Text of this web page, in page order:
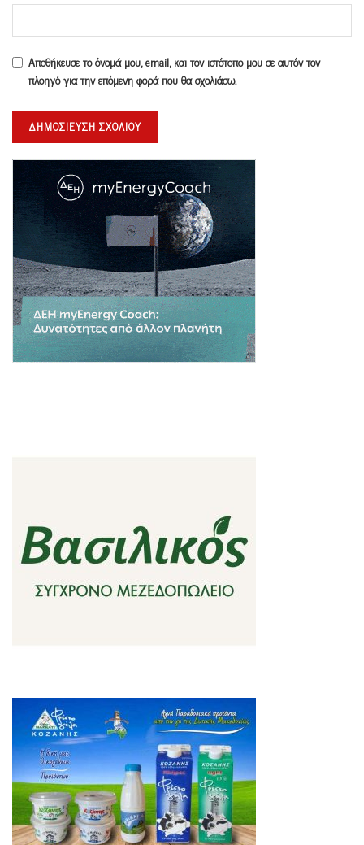
Αποθήκευσε το όνομά μου, email, και τον ιστότοπο μου σε αυτόν τον
πλοηγό για την επόμενη φορά που θα σχολιάσω.